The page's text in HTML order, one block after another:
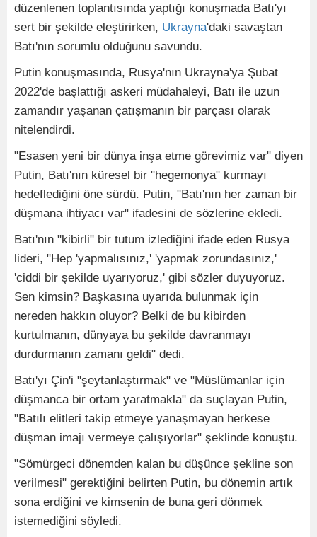
düzenlenen toplantısında yaptığı konuşmada Batı'yı
sert bir şekilde eleştirirken, Ukrayna'daki savaştan
Batı'nın sorumlu olduğunu savundu.
Putin konuşmasında, Rusya'nın Ukrayna'ya Şubat
2022'de başlattığı askeri müdahaleyi, Batı ile uzun
zamandır yaşanan çatışmanın bir parçası olarak
nitelendirdi.
"Esasen yeni bir dünya inşa etme görevimiz var" diyen
Putin, Batı'nın küresel bir "hegemonya" kurmayı
hedeflediğini öne sürdü. Putin, "Batı'nın her zaman bir
düşmana ihtiyacı var" ifadesini de sözlerine ekledi.
Batı'nın "kibirli" bir tutum izlediğini ifade eden Rusya
lideri, "Hep 'yapmalısınız,' 'yapmak zorundasınız,'
'ciddi bir şekilde uyarıyoruz,' gibi sözler duyuyoruz.
Sen kimsin? Başkasına uyarıda bulunmak için
nereden hakkın oluyor? Belki de bu kibirden
kurtulmanın, dünyaya bu şekilde davranmayı
durdurmanın zamanı geldi" dedi.
Batı'yı Çin'i "şeytanlaştırmak" ve "Müslümanlar için
düşmanca bir ortam yaratmakla" da suçlayan Putin,
"Batılı elitleri takip etmeye yanaşmayan herkese
düşman imajı vermeye çalışıyorlar" şeklinde konuştu.
"Sömürgeci dönemden kalan bu düşünce şekline son
verilmesi" gerektiğini belirten Putin, bu dönemin artık
sona erdiğini ve kimsenin de buna geri dönmek
istemediğini söyledi.